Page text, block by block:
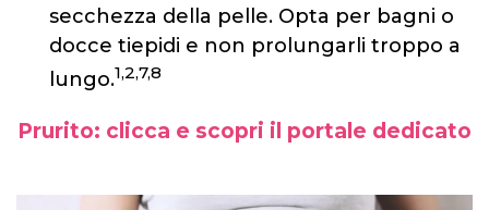
secchezza della pelle. Opta per bagni o
docce tiepidi e non prolungarli troppo a
lungo.1,2,7,8
Prurito: clicca e scopri il portale dedicato